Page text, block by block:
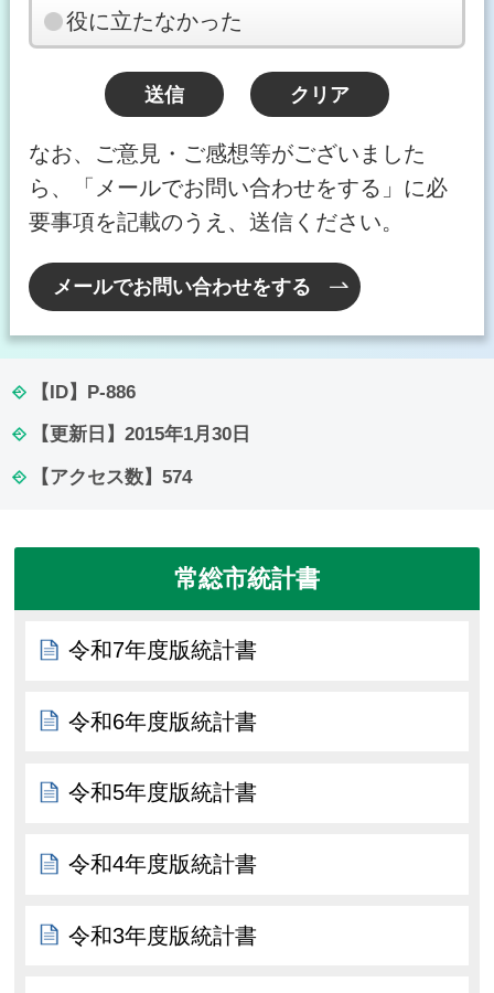
役に立たなかった
なお、ご意見・ご感想等がございました
ら、「メールでお問い合わせをする」に必
要事項を記載のうえ、送信ください。
メールでお問い合わせをする
【ID】 P-886
【更新日】 2015年1月30日
【アクセス数】 574
常総市統計書
令和7年度版統計書
令和6年度版統計書
令和5年度版統計書
令和4年度版統計書
令和3年度版統計書